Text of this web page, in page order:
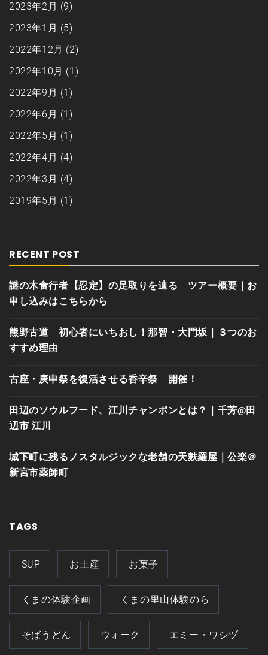
2023年2月 (9)
2023年1月 (5)
2022年12月 (2)
2022年10月 (1)
2022年9月 (1)
2022年6月 (1)
2022年5月 (1)
2022年4月 (4)
2022年3月 (4)
2019年5月 (1)
RECENT POST
謎の木食行者【忍定】の足取りを辿る ツアー概要｜お
申し込みはこちらから
熊野古道 初心者にいちおし！那智・大門坂｜３つのお
すすめ理由
古座・庚申祭を復活させる香辛祭 開催！
田辺のソウルフード、江川チャンポンとは？｜千芳@田
辺市 江川
城下町に残るノスタルジックな老舗の天麩羅屋｜公楽＠
新宮市薬師町
TAGS
SUP お土産 お菓子
くまの体験企画 くまの里山体験のら
そばうどん ウォーク エミー・ワシヅ